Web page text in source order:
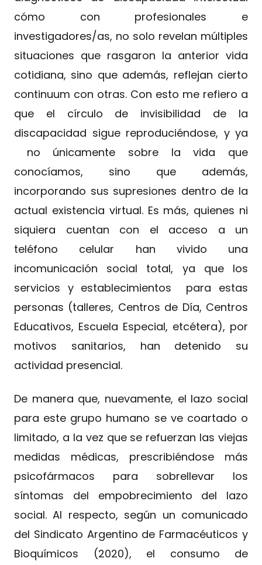
cómo con profesionales e
investigadores/as, no solo revelan múltiples
situaciones que rasgaron la anterior vida
cotidiana, sino que además, reflejan cierto
continuum con otras. Con esto me refiero a
que el círculo de invisibilidad de la
discapacidad sigue reproduciéndose, y ya
no únicamente sobre la vida que
conocíamos, sino que además,
incorporando sus supresiones dentro de la
actual existencia virtual. Es más, quienes ni
siquiera cuentan con el acceso a un
teléfono celular han vivido una
incomunicación social total, ya que los
servicios y establecimientos para estas
personas (talleres, Centros de Día, Centros
Educativos, Escuela Especial, etcétera), por
motivos sanitarios, han detenido su
actividad presencial.
De manera que, nuevamente, el lazo social
para este grupo humano se ve coartado o
limitado, a la vez que se refuerzan las viejas
medidas médicas, prescribiéndose más
psicofármacos para sobrellevar los
síntomas del empobrecimiento del lazo
social. Al respecto, según un comunicado
del Sindicato Argentino de Farmacéuticos y
Bioquímicos (2020), el consumo de